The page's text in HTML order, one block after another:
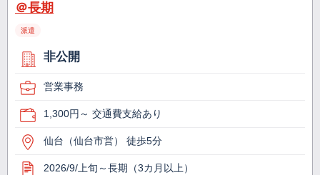
＠長期
派遣
非公開
営業事務
1,300円～ 交通費支給あり
仙台（仙台市営） 徒歩5分
2026/9/上旬～長期（3カ月以上）